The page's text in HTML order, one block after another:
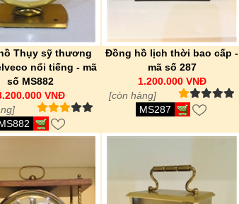
Thụy sỹ thương
nổi tiếng - mã
số MS882
VNĐ
Đồng hồ lịch thời bao cấp -
mã số 287
1.200.000 VNĐ
[còn hàng]
MS287